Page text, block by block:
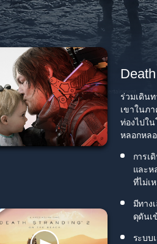
ร่วมเดิน
เขาในภ
ท่องไปใ
หลอกหล
การเ
และห
ที่ไม่เ
มีทาง
ดุดันเ
ระบบ